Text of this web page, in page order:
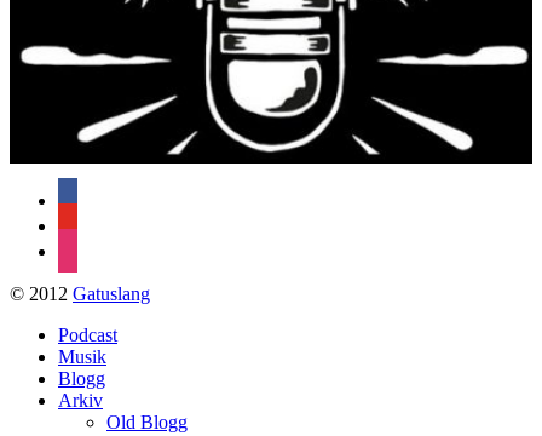
© 2012 Gatuslang
Podcast
Musik
Blogg
Arkiv
Old Blogg